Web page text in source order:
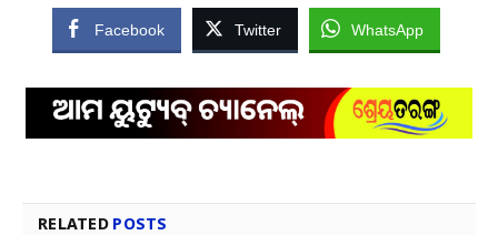
Facebook Twitter WhatsApp
RELATED POSTS